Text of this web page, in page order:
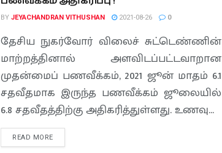
BY JEYACHANDRAN VITHUSHAN 2021-08-26 0
தேசிய நுகர்வோர் விலைச் சுட்டெண்ணின்
மாற்றத்தினால் அளவிடப்பட்டவாறான
முதன்மைப் பணவீக்கம், 2021 ஜூன் மாதம் 6.1
சதவீதமாக இருந்த பணவீக்கம் ஜூலையில்
6.8 சதவீதத்திற்கு அதிகரித்துள்ளது. உணவு...
READ MORE